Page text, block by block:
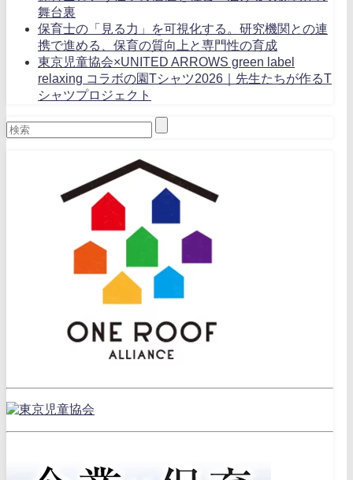
舞台裏
保育士の「見る力」を可視化する。研究機関との連
携で進める、保育の質向上と専門性の育成
東京児童協会×UNITED ARROWS green label
relaxing コラボの園Tシャツ2026｜先生たちが作るT
シャツプロジェクト